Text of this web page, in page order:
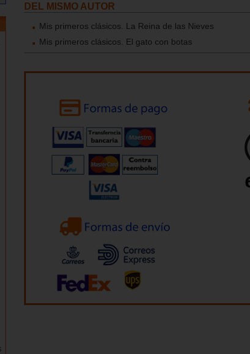
DEL MISMO AUTOR
Mis primeros clásicos. La Reina de las Nieves
Mis primeros clásicos. El gato con botas